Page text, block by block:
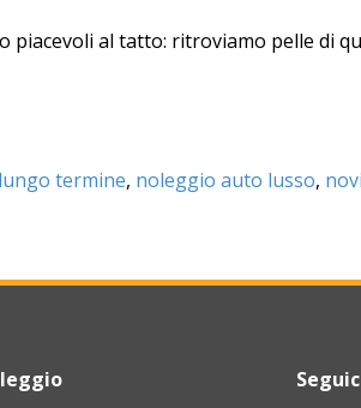
piacevoli al tatto: ritroviamo pelle di
termine, noleggio auto lusso,